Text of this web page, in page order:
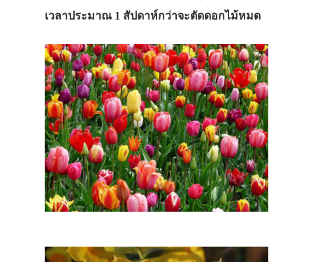
เวลาประมาณ 1 สัปดาห์กว่าจะตัดดอกไม้หมด